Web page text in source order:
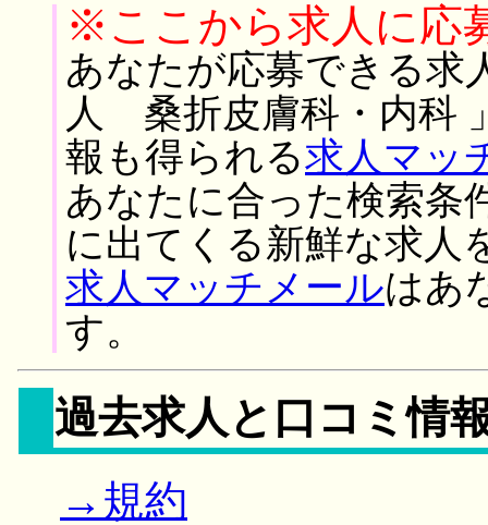
※ここから求人に応
あなたが応募できる求
人 桑折皮膚科・内科
報も得られる求人マッ
あなたに合った検索条
に出てくる新鮮な求人
求人マッチメールはあ
す。
過去求人と口コミ情
→規約